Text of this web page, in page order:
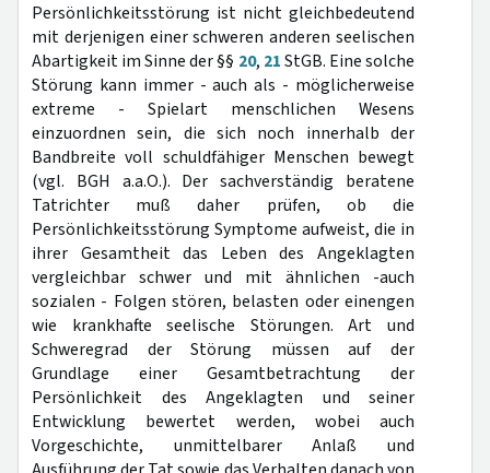
Persönlichkeitsstörung ist nicht gleichbedeutend
mit derjenigen einer schweren anderen seelischen
Abartigkeit im Sinne der §§ 20, 21StGB. Eine solche
Störung kann immer - auch als - möglicherweise
extreme - Spielart menschlichen Wesens
einzuordnen sein, die sich noch innerhalb der
Bandbreite voll schuldfähiger Menschen bewegt
(vgl. BGH a.a.O.). Der sachverständig beratene
Tatrichter muß daher prüfen, ob die
Persönlichkeitsstörung Symptome aufweist, die in
ihrer Gesamtheit das Leben des Angeklagten
vergleichbar schwer und mit ähnlichen -auch
sozialen - Folgen stören, belasten oder einengen
wie krankhafte seelische Störungen. Art und
Schweregrad der Störung müssen auf der
Grundlage einer Gesamtbetrachtung der
Persönlichkeit des Angeklagten und seiner
Entwicklung bewertet werden, wobei auch
Vorgeschichte, unmittelbarer Anlaß und